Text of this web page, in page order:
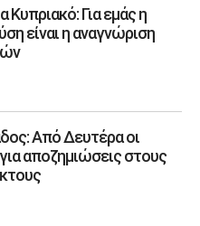
Κυπριακό: Για εμάς η
είναι η αναγνώριση
Από Δευτέρα οι
αποζημιώσεις στους